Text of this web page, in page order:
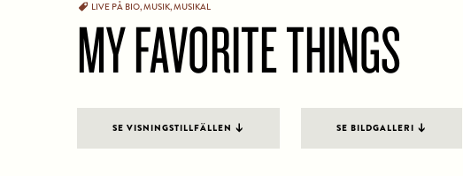
LIVE PÅ BIO,MUSIK,MUSIKAL
MY FAVORITE THINGS
SE VISNINGSTILLFÄLLEN SE BILDGALLERI